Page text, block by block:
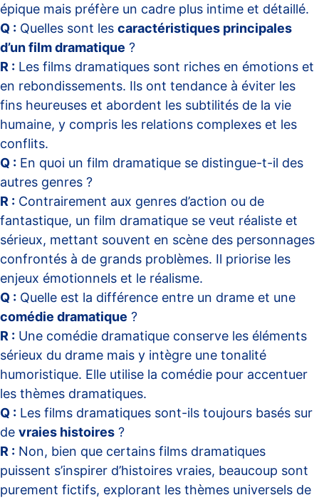
épique mais préfère un cadre plus intime et détaillé.
Q : Quelles sont les caractéristiques principales
d’un film dramatique ?
R : Les films dramatiques sont riches en émotions et
en rebondissements. Ils ont tendance à éviter les
fins heureuses et abordent les subtilités de la vie
humaine, y compris les relations complexes et les
conflits.
Q : En quoi un film dramatique se distingue-t-il des
autres genres ?
R : Contrairement aux genres d’action ou de
fantastique, un film dramatique se veut réaliste et
sérieux, mettant souvent en scène des personnages
confrontés à de grands problèmes. Il priorise les
enjeux émotionnels et le réalisme.
Q : Quelle est la différence entre un drame et une
comédie dramatique ?
R : Une comédie dramatique conserve les éléments
sérieux du drame mais y intègre une tonalité
humoristique. Elle utilise la comédie pour accentuer
les thèmes dramatiques.
Q : Les films dramatiques sont-ils toujours basés sur
de vraies histoires ?
R : Non, bien que certains films dramatiques
puissent s’inspirer d’histoires vraies, beaucoup sont
purement fictifs, explorant les thèmes universels de